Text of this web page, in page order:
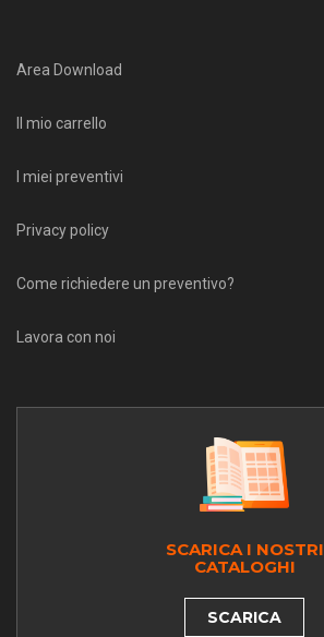
Area Download
Il mio carrello
I miei preventivi
Privacy policy
Come richiedere un preventivo?
Lavora con noi
SCARICA I NOSTRI
CATALOGHI
SCARICA